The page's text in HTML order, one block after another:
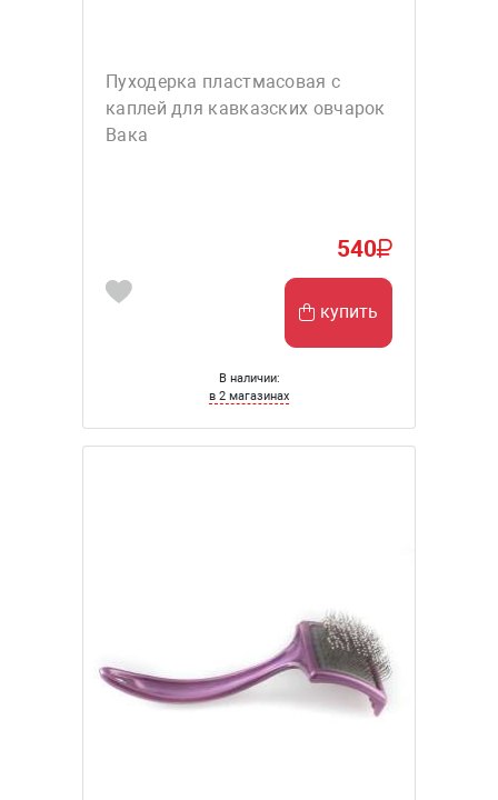
Пуходерка пластмасовая с
каплей для кавказских овчарок
Вака
540
купить
В наличии:
в 2 магазинах